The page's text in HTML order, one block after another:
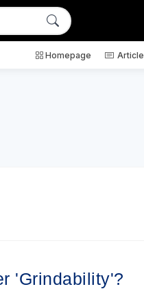
Homepage Article
'Grindability'?